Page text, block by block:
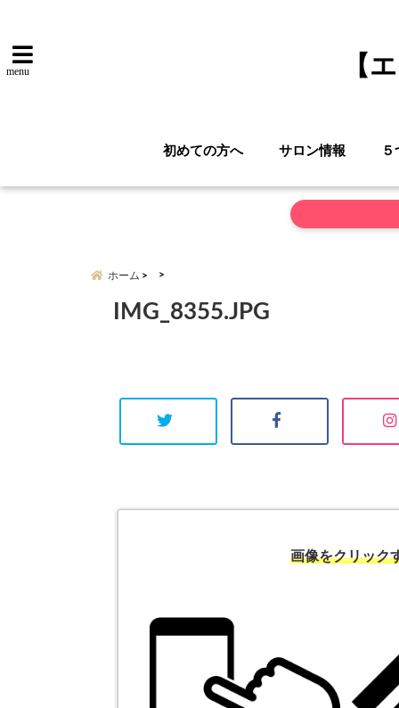
menu 【
初めての方へ サロン情報 ５
ホーム
IMG_8355.JPG
画像をクリック